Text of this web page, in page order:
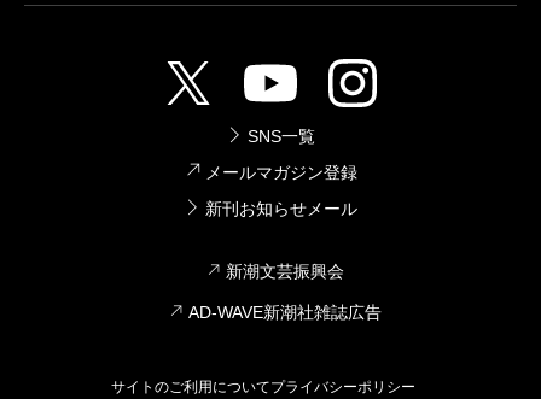
SNS一覧
メールマガジン登録
新刊お知らせメール
新潮文芸振興会
AD-WAVE新潮社雑誌広告
サイトのご利用についてプライバシーポリシー